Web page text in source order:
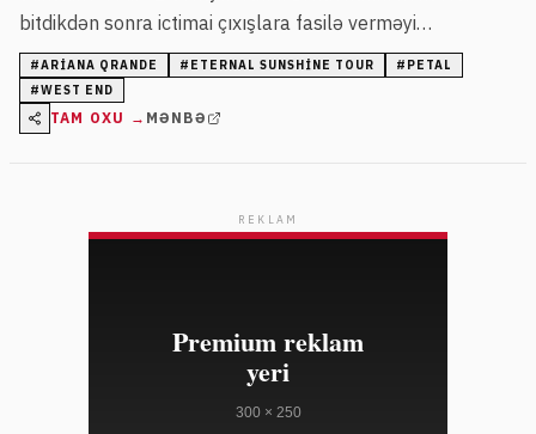
bitdikdən sonra ictimai çıxışlara fasilə verməyi
planlaşdırır. O, həmçinin West Enddə nəzərdə tutulan
"Sunday in the Park With George" tamaşasında çıxış
etməyəcək və yeni albomu "Petal"lə bağlı açıqlamalar
#ARIANA QRANDE # ETERNAL SUNSHINE TOUR # PETAL
#WEST END
TAM OXU → MƏNBƏ
REKLAM